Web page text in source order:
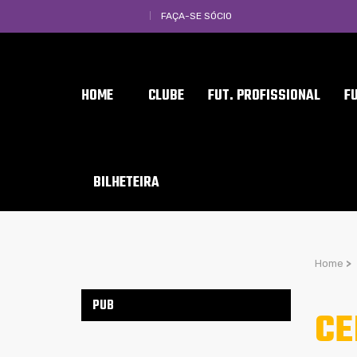
FAÇA-SE SÓCIO
HOME CLUBE FUT. PROFISSIONAL
BILHETEIRA
Home >
PUB